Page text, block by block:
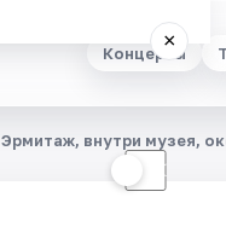
Концерты
×
☾
Эрмитаж, внутри музея,